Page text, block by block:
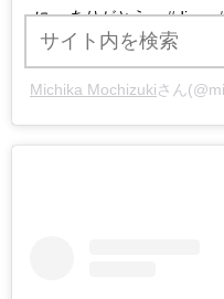
に、 ありがとう。 #dinan
#michikamochizuki
Michika Mochizukiさん